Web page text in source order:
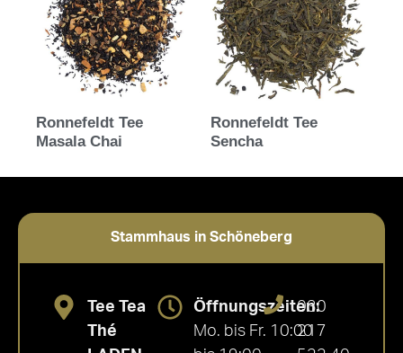
Ronnefeldt Tee
Masala Chai
Ronnefeldt Tee
Sencha
Stammhaus in Schöneberg
Tee Tea
Thé
Öffnungszeiten:
Mo. bis Fr. 10:00
030
217